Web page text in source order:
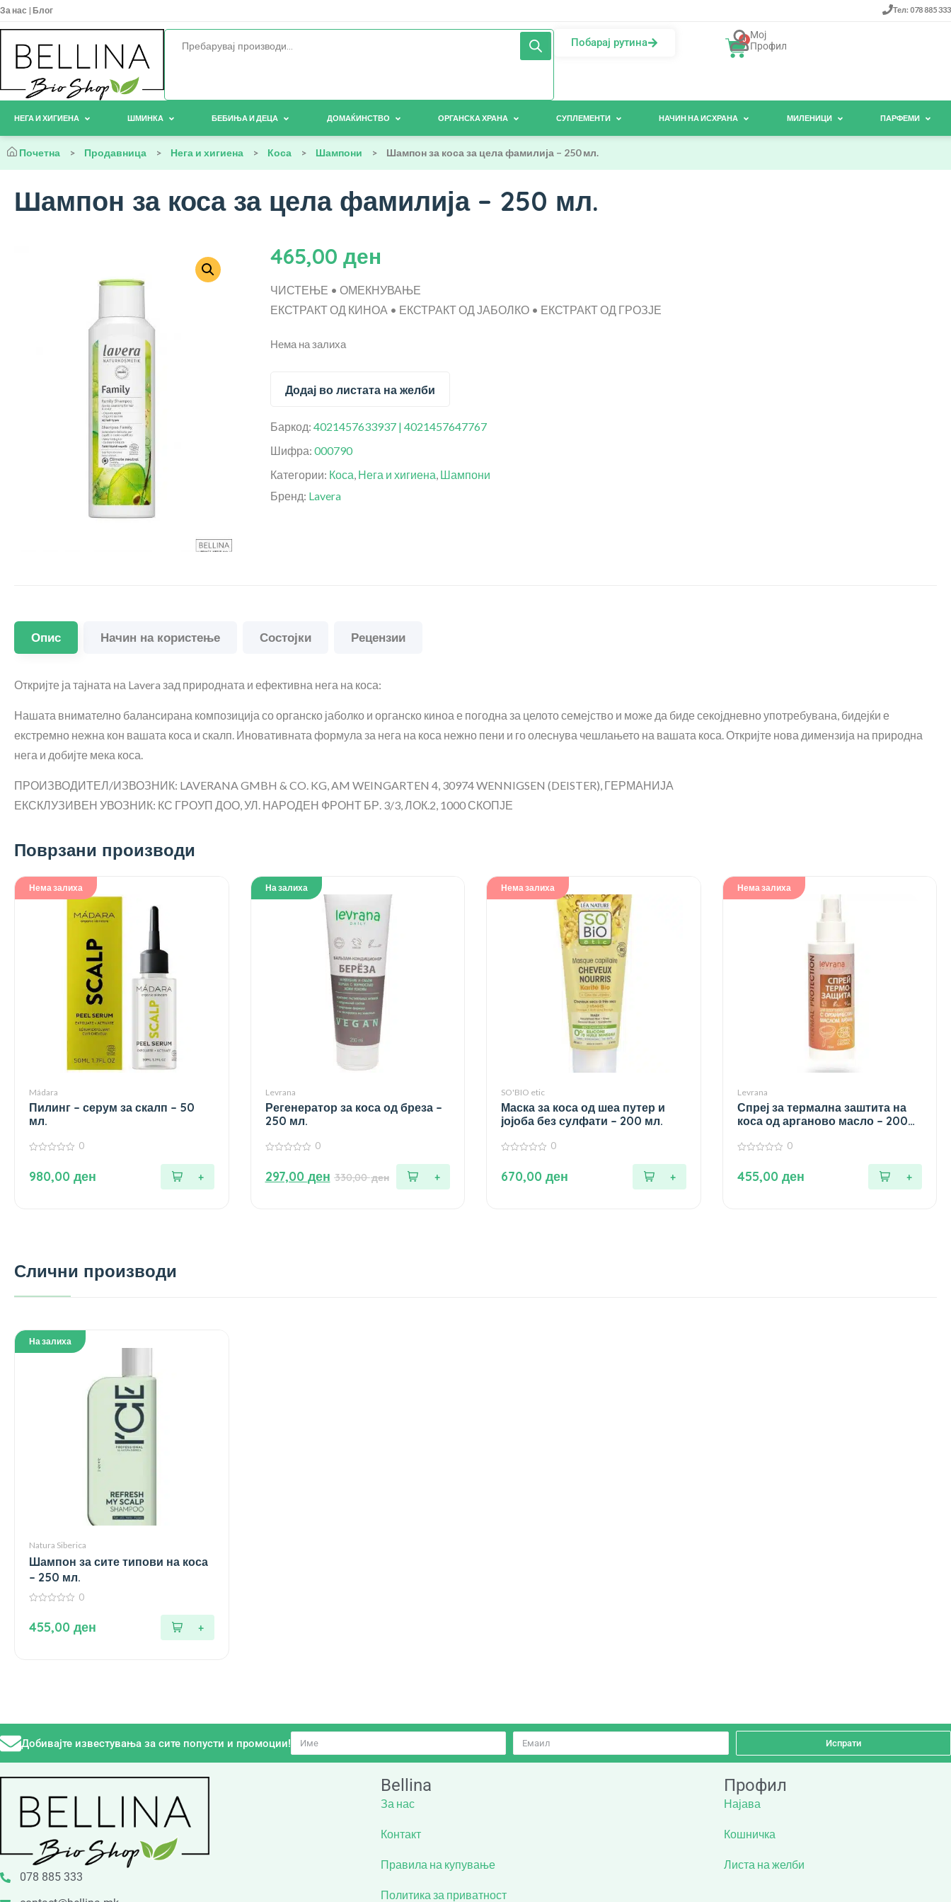
За нас | Блог Тел: 078 885 333
Побарај рутина 0 Мој
Профил
НЕГА И ХИГИЕНА ШМИНКА БЕБИЊА И ДЕЦА ДОМАЌИНСТВО ОРГАНСКА ХРАНА СУПЛЕМЕНТИ НАЧИН НА ИСХРАНА МИЛЕНИЦИ ПАРФЕМИ
Почетна > Продавница > Нега и хигиена > Коса > Шампони > Шампон за коса за цела фамилија – 250 мл.
Шампон за коса за цела фамилија – 250 мл.
465,00 ден
ЧИСТЕЊЕ • ОМЕКНУВАЊЕ
ЕКСТРАКТ ОД КИНОА • ЕКСТРАКТ ОД ЈАБОЛКО • ЕКСТРАКТ ОД ГРОЗЈЕ
Нема на залиха
Додај во листата на желби
Баркод: 4021457633937 | 4021457647767
Шифра: 000790
Категории: Коса, Нега и хигиена, Шампони
Бренд: Lavera
Опис Начин на користење Состојки Рецензии
Откријте ја тајната на Lavera зад природната и ефективна нега на коса:
Нашата внимателно балансирана композиција со органско јаболко и органско киноа е погодна за целото семејство и може да биде секојдневно употребувана, бидејќи е
екстремно нежна кон вашата коса и скалп. Иновативната формула за нега на коса нежно пени и го олеснува чешлањето на вашата коса. Откријте нова димензија на природна
нега и добијте мека коса.
ПРОИЗВОДИТЕЛ/ИЗВОЗНИК: LAVERANA GMBH & CO. KG, AM WEINGARTEN 4, 30974 WENNIGSEN (DEISTER), ГЕРМАНИЈА
ЕКСКЛУЗИВЕН УВОЗНИК: КС ГРОУП ДОО, УЛ. НАРОДЕН ФРОНТ БР. 3/3, ЛОК.2, 1000 СКОПЈЕ
Поврзани производи
Нема залиха
Mádara
Пилинг – серум за скалп – 50
мл.
5
0
980,00 ден
На залиха
Levrana
Регенератор за коса од бреза –
250 мл.
5
0
330,00ден
297,00 ден
Нема залиха
SO'BIO etic
Маска за коса од шеа путер и
јојоба без сулфати – 200 мл.
5
0
670,00 ден
Нема залиха
Levrana
Спреј за термална заштита на
коса од арганово масло – 200
5
0
455,00 ден
Слични производи
На залиха
Natura Siberica
Шампон за сите типови на коса
– 250 мл.
5
0
455,00 ден
Добивајте известувања за сите попусти и промоции! Испрати
078 885 333
Bellina
За нас
Контакт
Правила на купување
Политика за приватност
Профил
Најава
Кошничка
Листа на желби